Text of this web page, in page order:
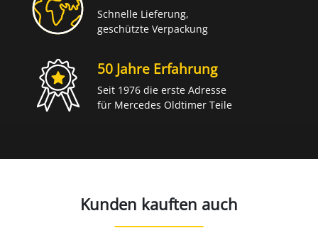
Schnelle Lieferung,
geschützte Verpackung
50 Jahre Erfahrung
Seit 1976 die erste Adresse
für Mercedes Oldtimer Teile
Kunden kauften auch